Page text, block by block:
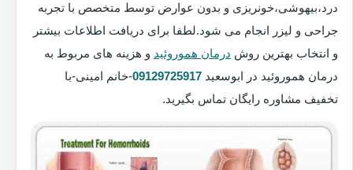
درد،بیهوشی،خونریزی و بدون عوارض توسط متخصص با تجربه
جراحی و لیزر انجام می شود.لطفا برای دریافت اطلاعات بیشتر
و انتخاب بهترین روش درمان هموروئید و هزینه های مربوط به
درمان هموروئید در ابوسعید 09129725917-خانم امینی-با
تخفیف مشاوره رایگان تماس بگیرید.